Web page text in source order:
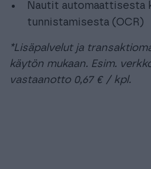
Nautit
tunnistamisesta (OCR)
*Lisäpalvelut ja
käytön mukaan. Esim.
vastaanotto 0,67 € / kpl.